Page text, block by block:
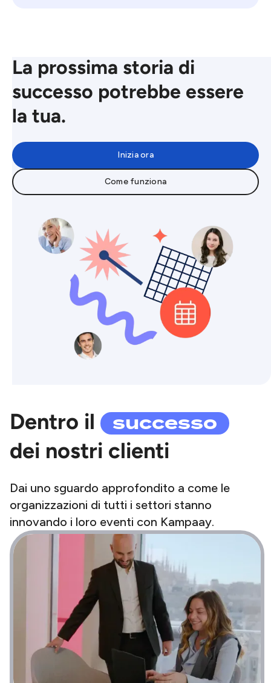
La prossima storia di
successo potrebbe essere
la tua.
Inizia ora
Come funziona
Dentro il successo
dei nostri clienti
Dai uno sguardo approfondito a come le
organizzazioni di tutti i settori stanno
innovando i loro eventi con Kampaay.